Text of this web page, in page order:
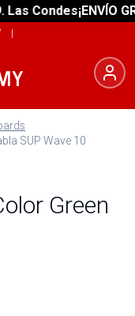
Condes¡ENVÍO
|
SUP Wave 10
Green